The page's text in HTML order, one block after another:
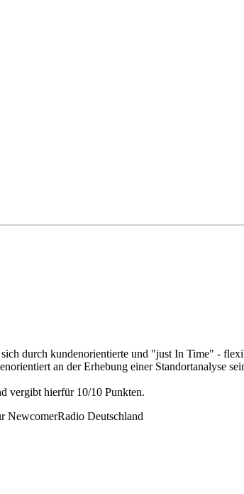
durch kundenorientierte und "just In Time" -
an der Erhebung einer Standortanalyse
vergibt hierfür 10/10 Punkten.
NewcomerRadio Deutschland